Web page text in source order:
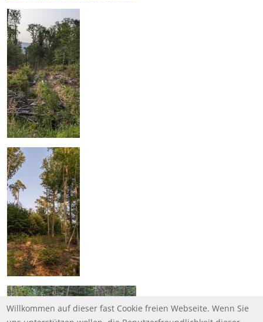
Willkommen auf dieser fast Cookie freien Webseite. Wenn Sie